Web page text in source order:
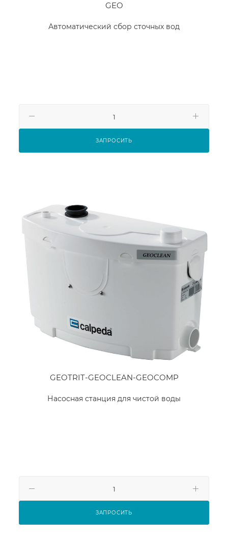
GEO
Автоматический сбор сточных вод
ЗАПРОСИТЬ
GEOTRIT-GEOCLEAN-GEOCOMP
Насосная станция для чистой воды
ЗАПРОСИТЬ